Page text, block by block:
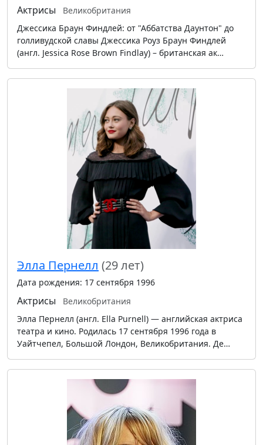
Актрисы
Великобритания
Джессика Браун Финдлей: от "Аббатства Даунтон" до
голливудской славы Джессика Роуз Браун Финдлей
(англ. Jessica Rose Brown Findlay) – британская ак…
Элла Пернелл (29 лет)
Дата рождения: 17 сентября 1996
Актрисы
Великобритания
Элла Пернелл (англ. Ella Purnell) — английская актриса
театра и кино. Родилась 17 сентября 1996 года в
Уайтчепел, Большой Лондон, Великобритания. Де…